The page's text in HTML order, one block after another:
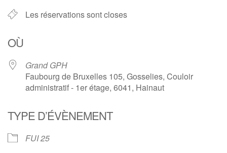
Les réservations sont closes
OÙ
Grand GPH
Faubourg de Bruxelles 105, Gosselies, Couloir
administratif - 1er étage, 6041, Hainaut
TYPE D’ÉVÈNEMENT
FUI 25